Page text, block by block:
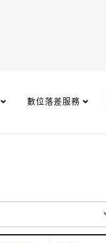
數位落差服務